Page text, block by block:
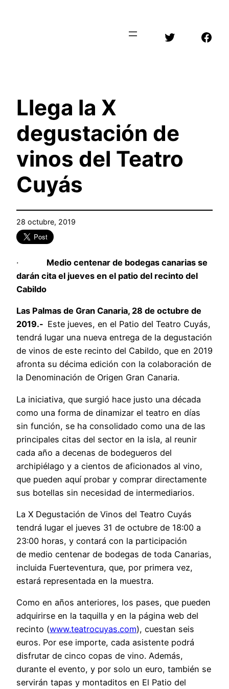
Twitter
Llega la X
degustación de
vinos del Teatro
Cuyás
28 octubre, 2019
· Medio centenar de bodegas canarias se
darán cita el jueves en el patio del recinto del
Cabildo
Las Palmas de Gran Canaria, 28 de octubre de
2019.- Este jueves, en el Patio del Teatro Cuyás,
tendrá lugar una nueva entrega de la degustación
de vinos de este recinto del Cabildo, que en 2019
afronta su décima edición con la colaboración de
la Denominación de Origen Gran Canaria.
La iniciativa, que surgió hace justo una década
como una forma de dinamizar el teatro en días
sin función, se ha consolidado como una de las
principales citas del sector en la isla, al reunir
cada año a decenas de bodegueros del
archipiélago y a cientos de aficionados al vino,
que pueden aquí probar y comprar directamente
sus botellas sin necesidad de intermediarios.
La X Degustación de Vinos del Teatro Cuyás
tendrá lugar el jueves 31 de octubre de 18:00 a
23:00 horas, y contará con la participación
de medio centenar de bodegas de toda Canarias,
incluida Fuerteventura, que, por primera vez,
estará representada en la muestra.
Como en años anteriores, los pases, que pueden
adquirirse en la taquilla y en la página web del
recinto (www.teatrocuyas.com), cuestan seis
euros. Por ese importe, cada asistente podrá
disfrutar de cinco copas de vino. Además,
durante el evento, y por solo un euro, también se
servirán tapas y montaditos en El Patio del